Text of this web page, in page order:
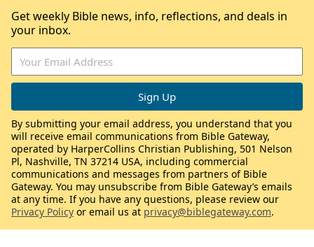
Get weekly Bible news, info, reflections, and deals in
your inbox.
By submitting your email address, you understand that you
will receive email communications from Bible Gateway,
operated by HarperCollins Christian Publishing, 501 Nelson
Pl, Nashville, TN 37214 USA, including commercial
communications and messages from partners of Bible
Gateway. You may unsubscribe from Bible Gateway’s emails
at any time. If you have any questions, please review our
Privacy Policy or email us at privacy@biblegateway.com.